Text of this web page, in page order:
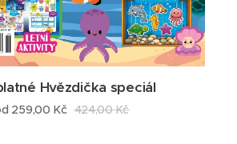
Hvězdička speciál
259,00 Kč 424,00Kč